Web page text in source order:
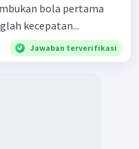
bola pertama
kecepatan...
Jawaban terverifikasi